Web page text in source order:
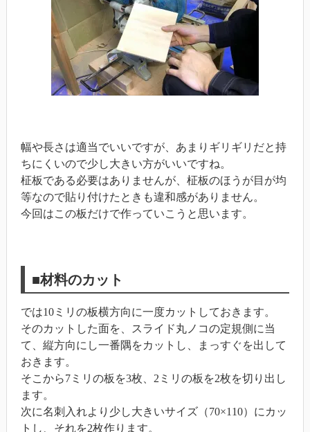
幅や長さは適当でいいですが、あまりギリギリだと持
ちにくいので少し大きい方がいいですね。
柾板である必要はありませんが、柾板のほうが目が均
等なので貼り付けたときも違和感がありません。
今回はこの板だけで作っていこうと思います。
■材料のカット
では10ミリの板横方向に一度カットしておきます。
そのカットした面を、スライド丸ノコの定規側に当
て、縦方向にし一番隅をカットし、まっすぐを出して
おきます。
そこから7ミリの板を3枚、2ミリの板を2枚を切り出し
ます。
次に名刺入れより少し大きいサイズ（70×110）にカッ
トし、それを2枚作ります。